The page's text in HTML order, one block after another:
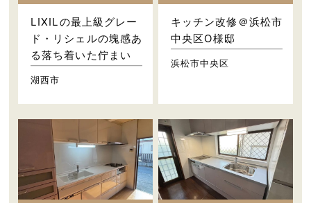
LIXILの最上級グレー
ド・リシェルの塊感あ
る落ち着いた佇まい
湖西市
キッチン改修＠浜松市
中央区O様邸
浜松市中央区